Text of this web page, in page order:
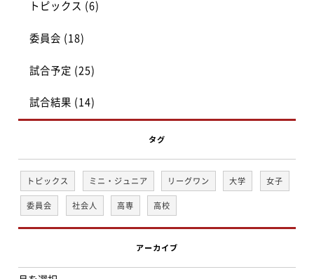
トピックス (6)
委員会 (18)
試合予定 (25)
試合結果 (14)
タグ
トピックス ミニ・ジュニア リーグワン 大学 女子
委員会 社会人 高専 高校
アーカイブ